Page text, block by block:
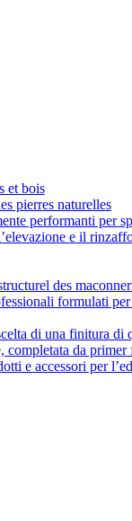
et bois
pierres naturelles
performanti per
e il
des
formulati
di una finitura di
da
e accessori per